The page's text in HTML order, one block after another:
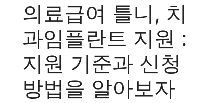
의료급여 틀니, 치
과임플란트 지원 :
지원 기준과 신청
방법을 알아보자